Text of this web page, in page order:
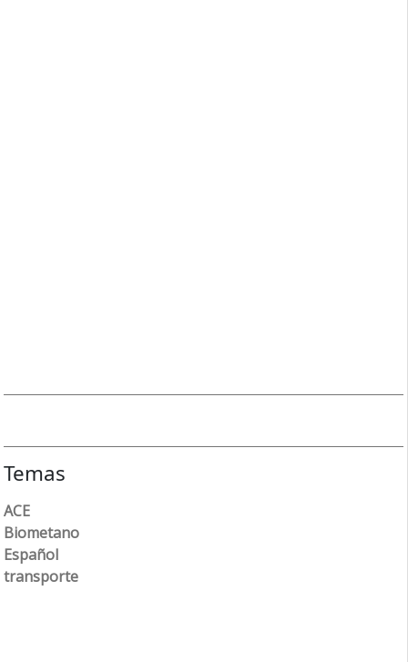
Temas
ACE
Biometano
Español
transporte